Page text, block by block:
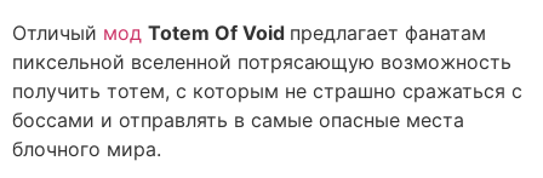
Отличый мод Totem Of Void предлагает фанатам
пиксельной вселенной потрясающую возможность
получить тотем, с которым не страшно сражаться с
боссами и отправлять в самые опасные места
блочного мира.